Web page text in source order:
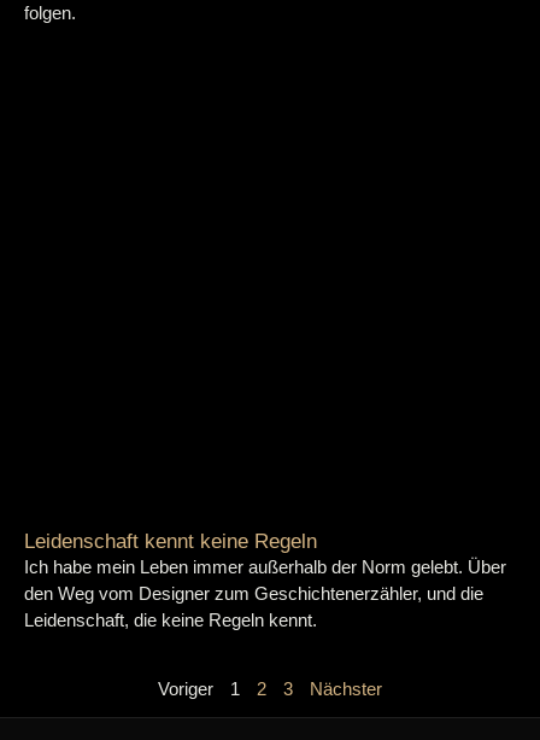
folgen.
Leidenschaft kennt keine Regeln
Ich habe mein Leben immer außerhalb der Norm gelebt. Über
den Weg vom Designer zum Geschichtenerzähler, und die
Leidenschaft, die keine Regeln kennt.
Voriger 1 2 3 Nächster